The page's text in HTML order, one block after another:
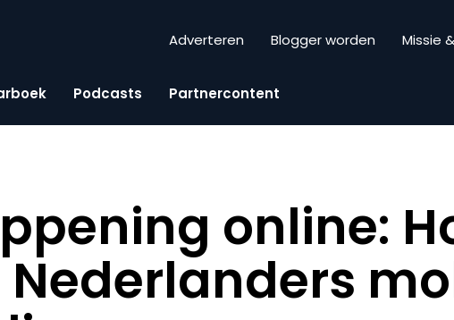
Adverteren Blogger worden Missie
Podcasts Partnercontent
online: